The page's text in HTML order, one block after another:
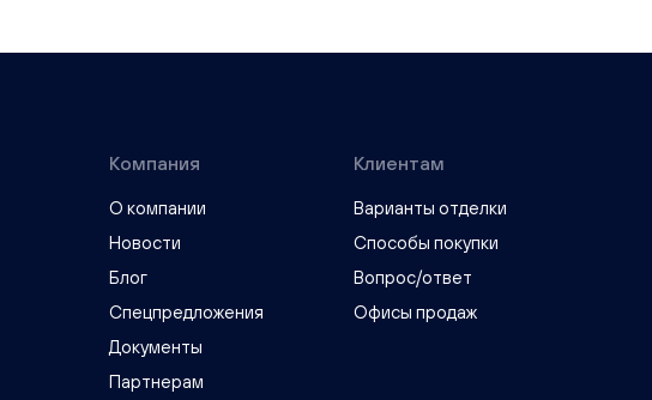
Компания
О компании
Новости
Блог
Спецпредложения
Документы
Партнерам
Клиентам
Варианты отделки
Способы покупки
Вопрос/ответ
Офисы продаж